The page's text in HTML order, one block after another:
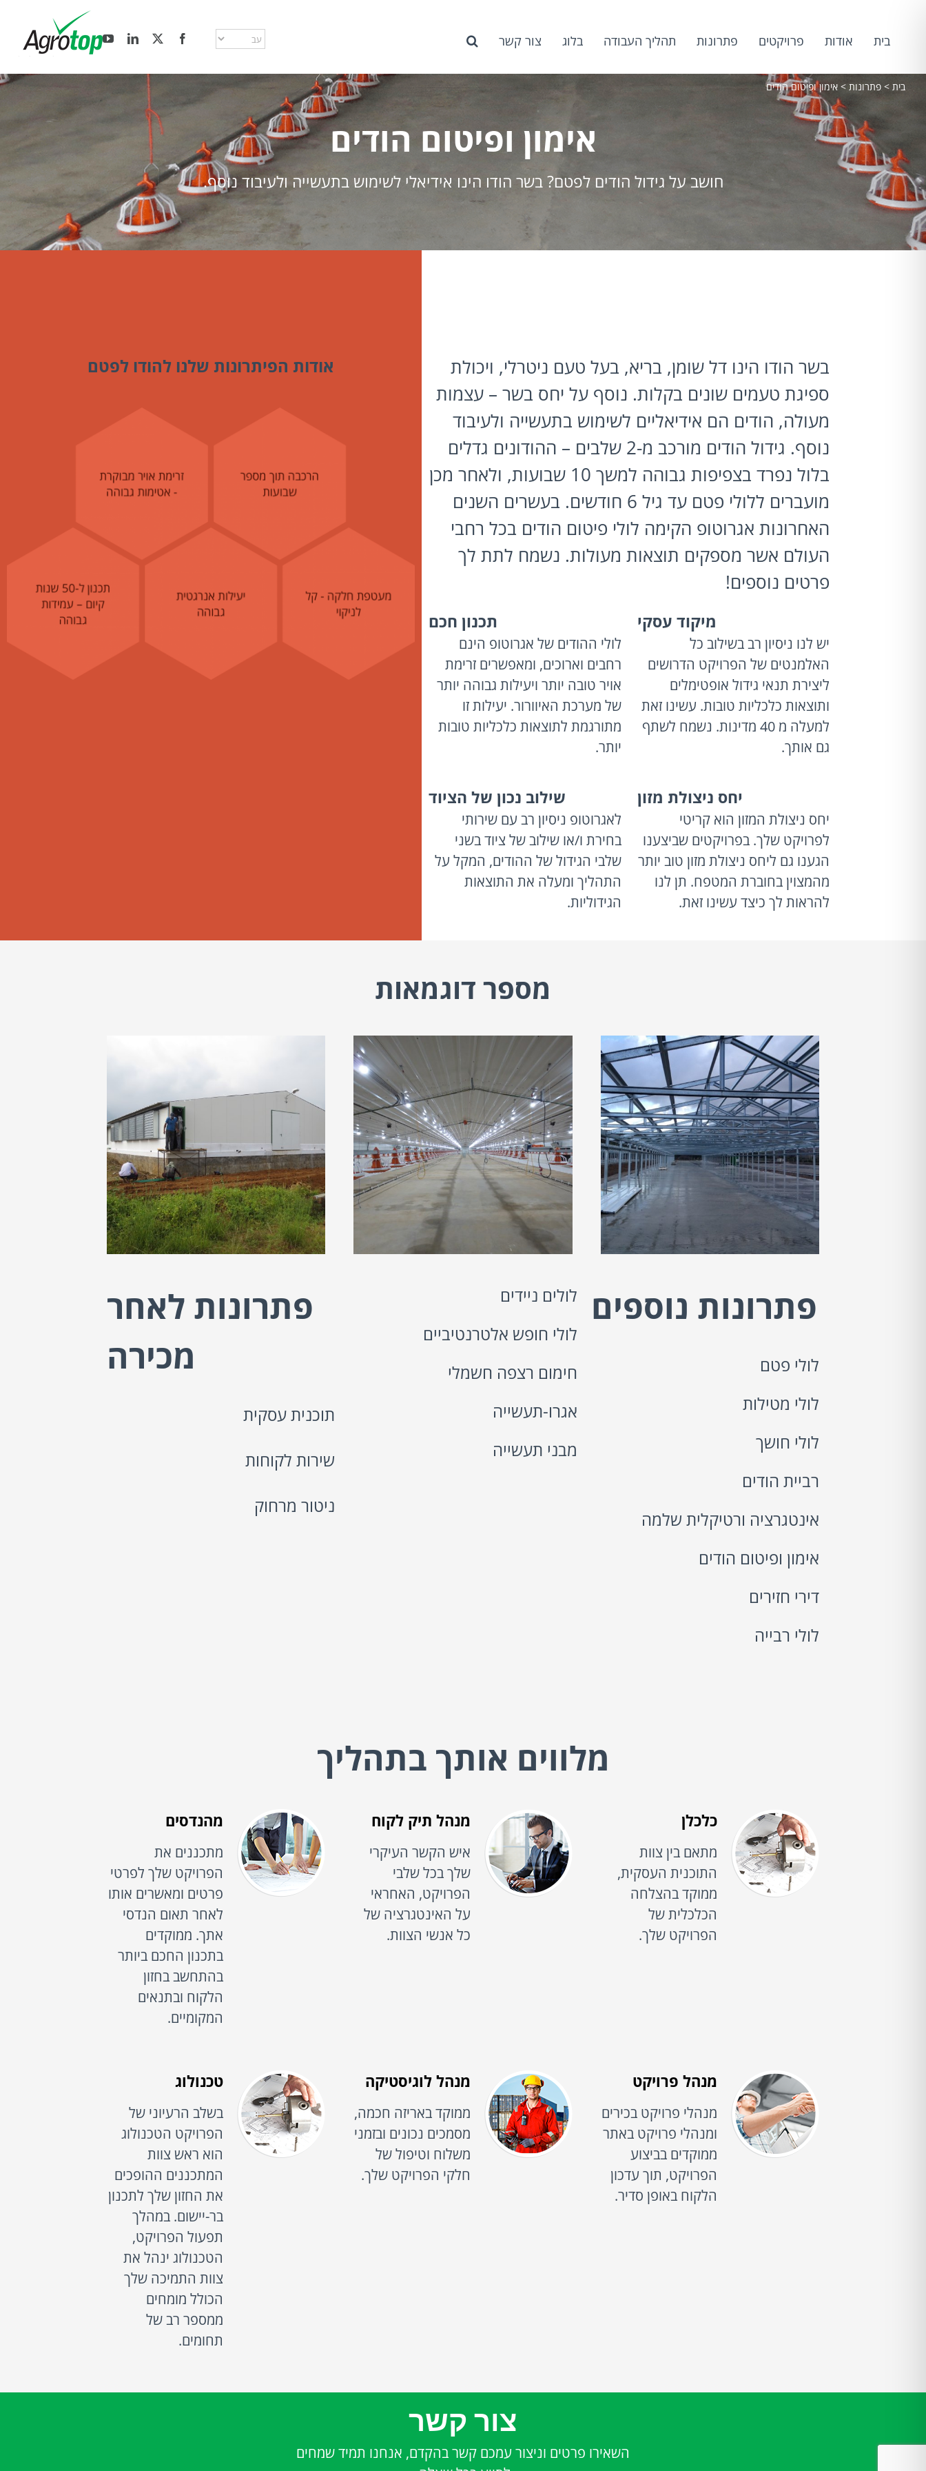
בית אודות פרויקטים פתרונות תהליך העבודה בלוג צור קשר
בית > פתרונות> אימון ופיטום הודים
אימון ופיטום הודים
חושב על גידול הודים לפטם? בשר הודו הינו אידיאלי לשימוש בתעשייה ולעיבוד נוסף.
בשר הודו הינו דל שומן, בריא, בעל טעם ניטרלי, ויכולת
ספיגת טעמים שונים בקלות. נוסף על יחס בשר – עצמות
מעולה, הודים הם אידיאליים לשימוש בתעשייה ולעיבוד
נוסף. גידול הודים מורכב מ-2 שלבים – ההודונים גדלים
בלול נפרד בצפיפות גבוהה למשך 10 שבועות, ולאחר מכן
מועברים ללולי פטם עד גיל 6 חודשים. בעשרים השנים
האחרונות אגרוטופ הקימה לולי פיטום הודים בכל רחבי
העולם אשר מספקים תוצאות מעולות. נשמח לתת לך
פרטים נוספים!
מיקוד עסקי
יש לנו ניסיון רב בשילוב כל
האלמנטים של הפרויקט הדרושים
ליצירת תנאי גידול אופטימלים
ותוצאות כלכליות טובות. עשינו זאת
למעלה מ 40 מדינות. נשמח לשתף
גם אותך.
תכנון חכם
לולי ההודים של אגרוטופ הינם
רחבים וארוכים, ומאפשרים זרימת
אויר טובה יותר ויעילות גבוהה יותר
של מערכת האיוורור. יעילות זו
מתורגמת לתוצאות כלכליות טובות
יותר.
יחס ניצולת מזון
יחס ניצולת המזון הוא קריטי
לפרויקט שלך. בפרויקטים שביצענו
הגענו גם ליחס ניצולת מזון טוב יותר
מהמצוין בחוברת המטפח. תן לנו
להראות לך כיצד עשינו זאת.
שילוב נכון של הציוד
לאגרוטופ ניסיון רב עם שירותי
בחירת ו/או שילוב של ציוד בשני
שלבי הגידול של ההודים, המקל על
התהליך ומעלה את התוצאות
הגידוליות.
אודות הפיתרונות שלנו להודו לפטם
מספר דוגמאות
פתרונות נוספים
לולי פטם
לולי מטילות
לולי חושך
רביית הודים
אינטגרציה ורטיקלית שלמה
אימון ופיטום הודים
דירי חזירים
לולי רבייה
לולים ניידים
לולי חופש אלטרנטיביים
חימום רצפה חשמלי
אגרו-תעשייה
מבני תעשייה
פתרונות לאחר
מכירה
תוכנית עסקית
שירות לקוחות
ניטור מרחוק
מלווים אותך בתהליך
כלכלן
מתאם בין צוות
התוכנית העסקית,
ממוקד בהצלחה
הכלכלית של
הפרויקט שלך.
מנהל תיק לקוח
איש הקשר העיקרי
שלך בכל שלבי
הפרויקט, האחראי
על האינטגרציה של
כל אנשי הצוות.
מהנדסים
מתכננים את
הפרויקט שלך לפרטי
פרטים ומאשרים אותו
לאחר תאום הנדסי
אתך. ממוקדים
בתכנון החכם ביותר
בהתחשב בחזון
הלקוח ובתנאים
המקומיים.
מנהל פרויקט
מנהלי פרויקט בכירים
ומנהלי פרויקט באתר
ממוקדים בביצוע
הפרויקט, תוך עדכון
הלקוח באופן סדיר.
מנהל לוגיסטיקה
ממוקד באריזה חכמה,
מסמכים נכונים ובזמני
משלוח וטיפול של
חלקי הפרויקט שלך.
טכנולוג
בשלב הרעיוני של
הפרויקט הטכנולוג
הוא ראש צוות
המתכננים ההופכים
את החזון שלך לתכנון
בר-יישום. במהלך
תפעול הפרויקט,
הטכנולוג ינהל את
צוות התמיכה שלך
הכולל מומחים
ממספר רב של
תחומים.
צור קשר
השאירו פרטים וניצור עמכם קשר בהקדם, אנחנו תמיד שמחים